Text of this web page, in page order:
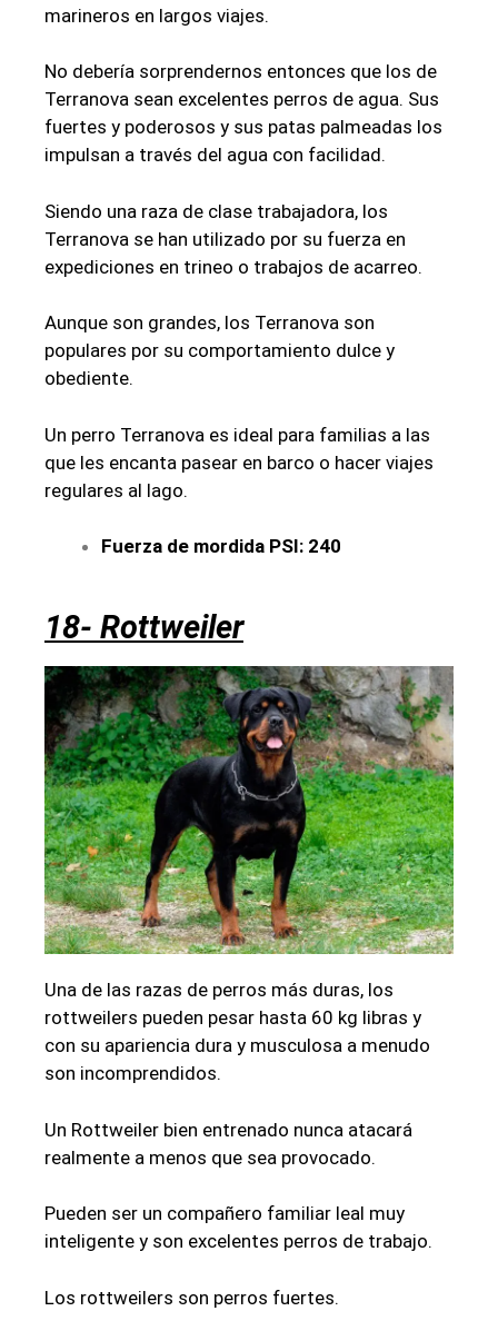
marineros en largos viajes.
No debería sorprendernos entonces que los de
Terranova sean excelentes perros de agua. Sus
fuertes y poderosos y sus patas palmeadas los
impulsan a través del agua con facilidad.
Siendo una raza de clase trabajadora, los
Terranova se han utilizado por su fuerza en
expediciones en trineo o trabajos de acarreo.
Aunque son grandes, los Terranova son
populares por su comportamiento dulce y
obediente.
Un perro Terranova es ideal para familias a las
que les encanta pasear en barco o hacer viajes
regulares al lago.
Fuerza de mordida PSI: 240
18- Rottweiler
Una de las razas de perros más duras, los
rottweilers pueden pesar hasta 60 kg libras y
con su apariencia dura y musculosa a menudo
son incomprendidos.
Un Rottweiler bien entrenado nunca atacará
realmente a menos que sea provocado.
Pueden ser un compañero familiar leal muy
inteligente y son excelentes perros de trabajo.
Los rottweilers son perros fuertes.